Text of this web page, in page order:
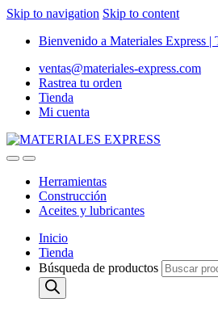
Skip to navigation Skip to content
Bienvenido a Materiales Express |
ventas@materiales-express.com
Rastrea tu orden
Tienda
Mi cuenta
Herramientas
Construcción
Aceites y lubricantes
Inicio
Tienda
Búsqueda de productos